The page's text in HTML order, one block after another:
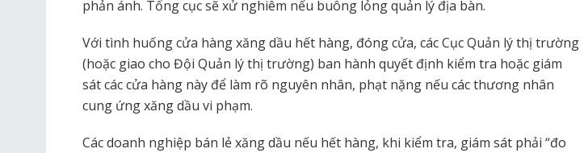
phản ánh. Tổng cục sẽ xử nghiêm nếu buông lỏng quản lý địa bàn.
Với tình huống cửa hàng xăng dầu hết hàng, đóng cửa, các Cục Quản lý thị trường
(hoặc giao cho Đội Quản lý thị trường) ban hành quyết định kiểm tra hoặc giám
sát các cửa hàng này để làm rõ nguyên nhân, phạt nặng nếu các thương nhân
cung ứng xăng dầu vi phạm.
Các doanh nghiệp bán lẻ xăng dầu nếu hết hàng, khi kiểm tra, giám sát phải “đo